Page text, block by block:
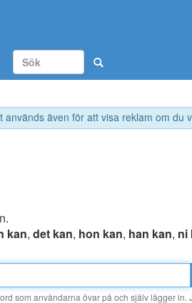
även för att visa reklam om du
kan, det kan, hon kan, han kan, ni
som användarna övar på och själv lägger in.